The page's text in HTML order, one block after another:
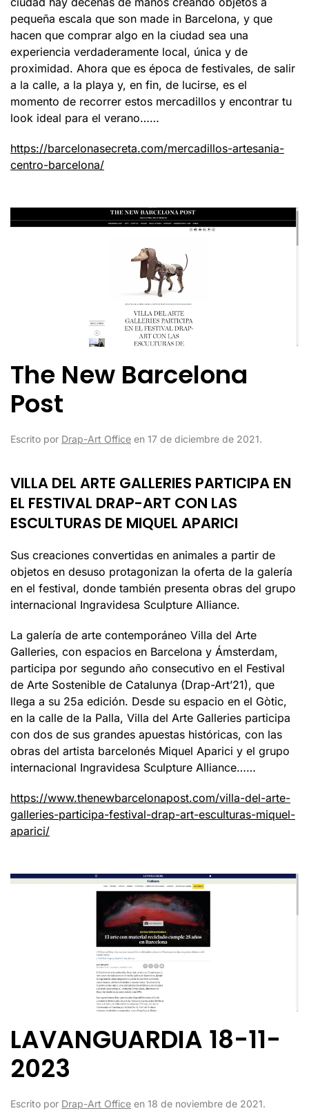
pequeña escala que son made in Barcelona, y que
hacen que comprar algo en la ciudad sea una
experiencia verdaderamente local, única y de
proximidad. Ahora que es época de festivales, de salir
a la calle, a la playa y, en fin, de lucirse, es el
momento de recorrer estos mercadillos y encontrar tu
look ideal para el verano……
https://barcelonasecreta.com/mercadillos-artesania-
centro-barcelona/
The New Barcelona
Post
Escrito por Drap-Art Office en 17 de diciembre de 2021.
VILLA DEL ARTE GALLERIES PARTICIPA EN
EL FESTIVAL DRAP-ART CON LAS
ESCULTURAS DE MIQUEL APARICI
Sus creaciones convertidas en animales a partir de
objetos en desuso protagonizan la oferta de la galería
en el festival, donde también presenta obras del grupo
internacional Ingravidesa Sculpture Alliance.
La galería de arte contemporáneo Villa del Arte
Galleries, con espacios en Barcelona y Ámsterdam,
participa por segundo año consecutivo en el Festival
de Arte Sostenible de Catalunya (Drap-Art’21), que
llega a su 25a edición. Desde su espacio en el Gòtic,
en la calle de la Palla, Villa del Arte Galleries participa
con dos de sus grandes apuestas históricas, con las
obras del artista barcelonés Miquel Aparici y el grupo
internacional Ingravidesa Sculpture Alliance……
https://www.thenewbarcelonapost.com/villa-del-arte-
galleries-participa-festival-drap-art-esculturas-miquel-
aparici/
LAVANGUARDIA 18-11-
2023
Escrito por Drap-Art Office en 18 de noviembre de 2021.